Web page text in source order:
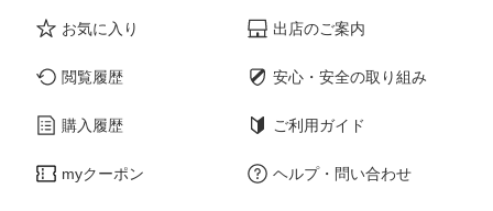
お気に入り
閲覧履歴
購入履歴
myクーポン
出店のご案内
安心・安全の取り組み
ご利用ガイド
ヘルプ・問い合わせ